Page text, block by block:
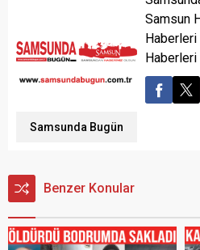
Samsunda Bugün
Samsun
Haberleri
Haberleri
Benzer Konular